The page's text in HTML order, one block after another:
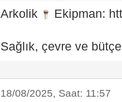
Arkolik Ekipman:
Sağlık, çevre ve
18/08/2025, Saat: 11:57